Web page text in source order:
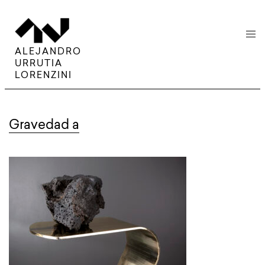
ALEJANDRO
URRUTIA
LORENZINI
menu
Gravedad a